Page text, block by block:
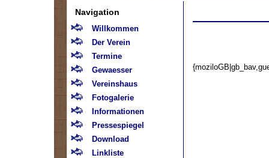
Navigation
Willkommen
Der Verein
Termine
Gewaesser
Vereinshaus
Fotogalerie
Informationen
Pressespiegel
Download
Linkliste